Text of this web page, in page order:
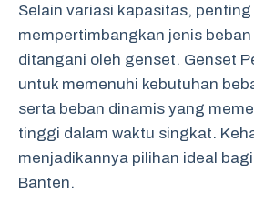
Selain variasi kapasitas,
mempertimbangkan jenis
ditangani oleh genset. Genset
untuk memenuhi kebutuhan
serta beban dinamis yang
tinggi dalam waktu singkat.
menjadikannya pilihan ideal
Banten.